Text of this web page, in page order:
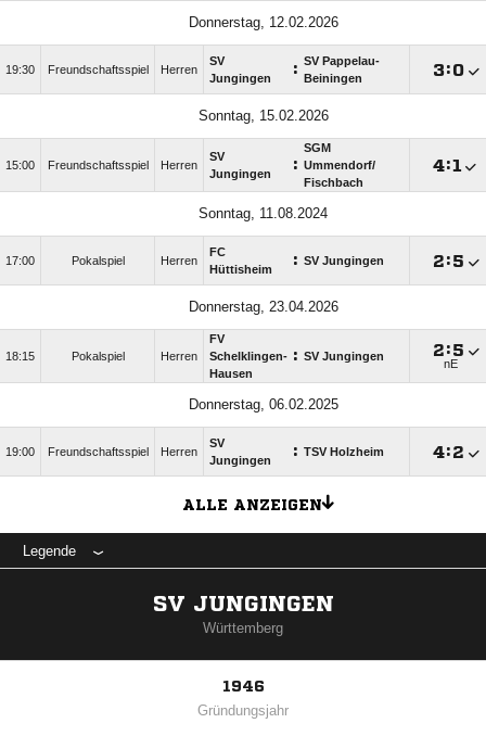
Donnerstag, 12.02.2026
19:30 Freundschaftsspiel Herren
SV
Jungingen
: SV Pappelau-
Beiningen
:
Sonntag, 15.02.2026
15:00 Freundschaftsspiel Herren
SV
Jungingen
:
SGM
Ummendorf/​
Fischbach
:
Sonntag, 11.08.2024
17:00 Pokalspiel Herren
FC
Hüttisheim
: SV Jungingen :
Donnerstag, 23.04.2026
18:15 Pokalspiel Herren
FV
Schelklingen-
Hausen
: SV Jungingen :
nE
Donnerstag, 06.02.2025
19:00 Freundschaftsspiel Herren
SV
Jungingen
: TSV Holzheim :
ALLE ANZEIGEN
Legende
SV JUNGINGEN
Württemberg
1946
Gründungsjahr